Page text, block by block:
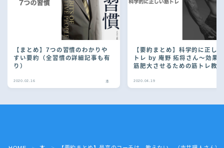
【まとめ】7つの習慣のわかりや
すい要約（全習慣の詳細記事も有
り）
2020.02.16 本
【要約まとめ】科学的に正し
トレ by 庵野 拓将さん〜効果
筋肥大させるための筋トレ教科
2020.04.19